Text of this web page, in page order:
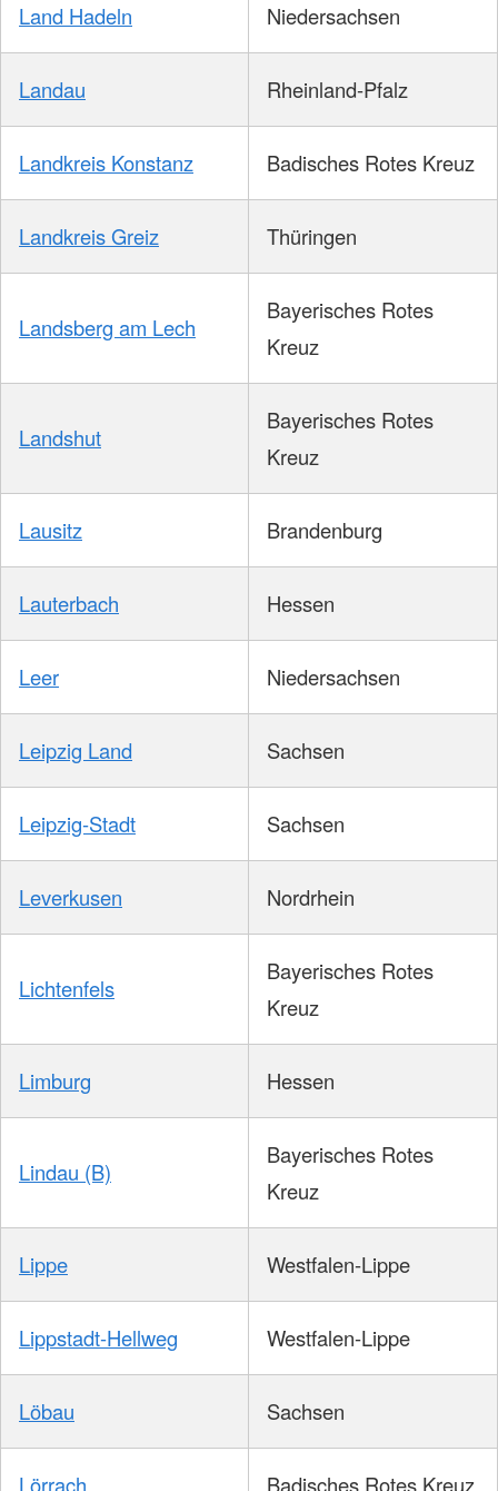
Land Hadeln Niedersachsen
Landau Rheinland-Pfalz
Landkreis Konstanz Badisches Rotes Kreuz
Landkreis Greiz Thüringen
Landsberg am Lech
Bayerisches Rotes
Kreuz
Landshut
Bayerisches Rotes
Kreuz
Lausitz Brandenburg
Lauterbach Hessen
Leer Niedersachsen
Leipzig Land Sachsen
Leipzig-Stadt Sachsen
Leverkusen Nordrhein
Lichtenfels
Bayerisches Rotes
Kreuz
Limburg Hessen
Lindau (B)
Bayerisches Rotes
Kreuz
Lippe Westfalen-Lippe
Lippstadt-Hellweg Westfalen-Lippe
Löbau Sachsen
Lörrach Badisches Rotes Kreuz